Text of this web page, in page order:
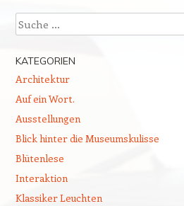
Suchen
KATEGORIEN
Architektur
Auf ein Wort.
Ausstellungen
Blick hinter die Museumskulisse
Blütenlese
Interaktion
Klassiker Leuchten